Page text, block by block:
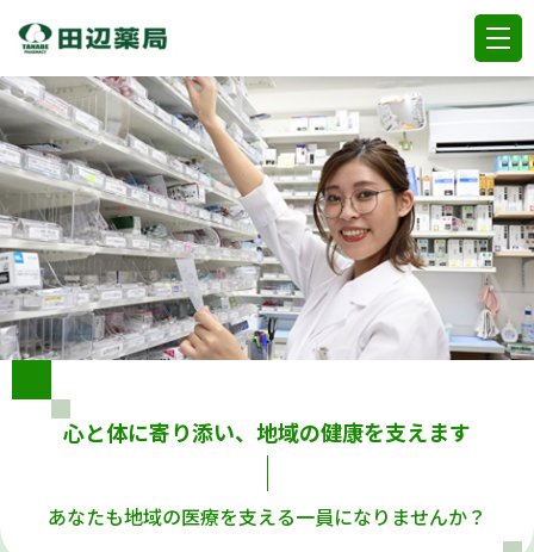
心と体に寄り添い、地域の健康を支えます
あなたも地域の医療を支える一員になりませんか？